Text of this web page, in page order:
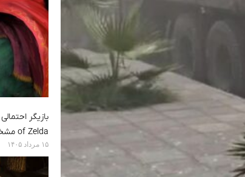
of Zelda مشخص شد
۱۵ مرداد ۱۴۰۵